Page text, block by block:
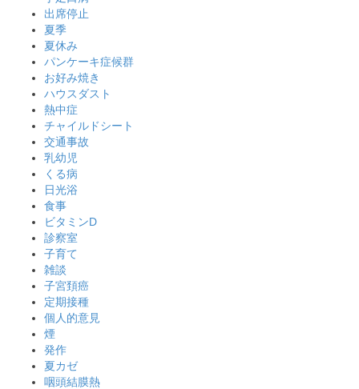
出席停止
夏季
夏休み
パンケーキ症候群
お好み焼き
ハウスダスト
熱中症
チャイルドシート
交通事故
乳幼児
くる病
日光浴
食事
ビタミンD
診察室
子育て
雑談
子宮頚癌
定期接種
個人的意見
煙
発作
夏カゼ
咽頭結膜熱